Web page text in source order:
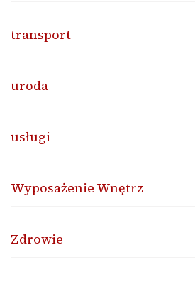
transport
uroda
usługi
Wyposażenie Wnętrz
Zdrowie